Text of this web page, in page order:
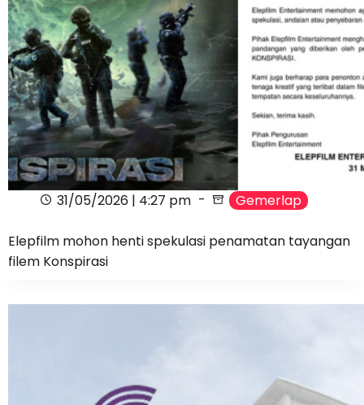
31/05/2026 | 4:27 pm Gemerlap
Elepfilm mohon henti spekulasi penamatan tayangan
filem Konspirasi